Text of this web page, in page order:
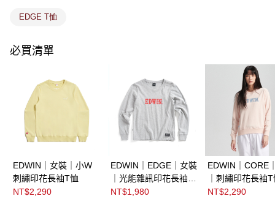
EDGE T恤
必買清單
EDWIN｜女裝｜小W
刺繡印花長袖T恤
NT$2,290
EDWIN｜EDGE｜女裝
｜光能雜訊印花長袖T
恤
NT$1,980
EDWIN｜CORE
｜刺繡印花長袖
NT$2,290